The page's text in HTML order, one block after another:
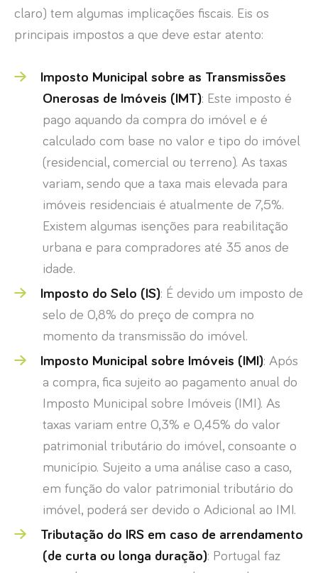
claro) tem algumas implicações fiscais. Eis os
principais impostos a que deve estar atento:
Imposto Municipal sobre as Transmissões
Onerosas de Imóveis (IMT): Este imposto é
pago aquando da compra do imóvel e é
calculado com base no valor e tipo do imóvel
(residencial, comercial ou terreno). As taxas
variam, sendo que a taxa mais elevada para
imóveis residenciais é atualmente de 7,5%.
Existem algumas isenções para reabilitação
urbana e para compradores até 35 anos de
idade.
Imposto do Selo (IS): É devido um imposto de
selo de 0,8% do preço de compra no
momento da transmissão do imóvel.
Imposto Municipal sobre Imóveis (IMI): Após
a compra, fica sujeito ao pagamento anual do
Imposto Municipal sobre Imóveis (IMI). As
taxas variam entre 0,3% e 0,45% do valor
patrimonial tributário do imóvel, consoante o
município. Sujeito a uma análise caso a caso,
em função do valor patrimonial tributário do
imóvel, poderá ser devido o Adicional ao IMI.
Tributação do IRS em caso de arrendamento
(de curta ou longa duração): Portugal faz